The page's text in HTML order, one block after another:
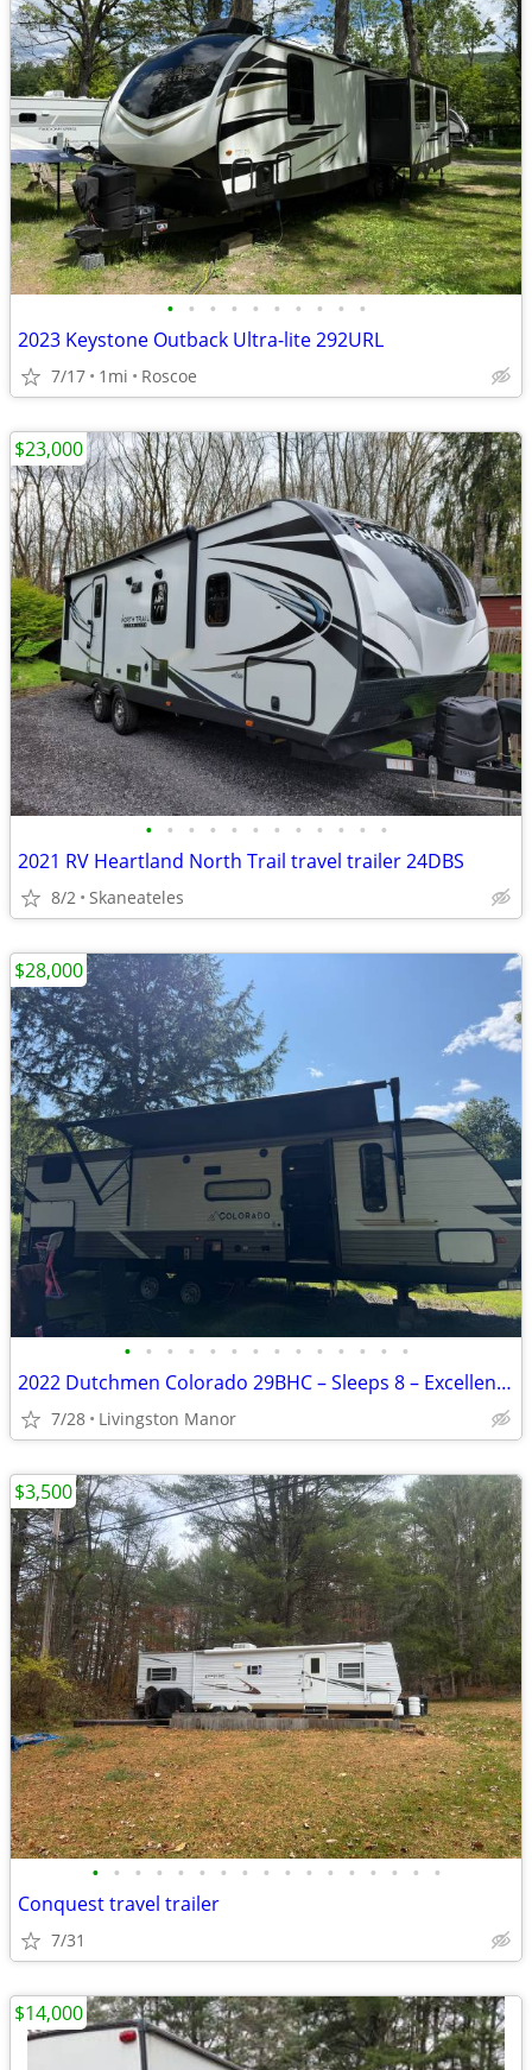
• • • • • • • • • •
2023 Keystone Outback Ultra-lite 292URL
7/17 1mi Roscoe
• • • • • • • • • • • •
2021 RV Heartland North Trail travel trailer 24DBS
8/2 Skaneateles
$23,000
• • • • • • • • • • • • • •
2022 Dutchmen Colorado 29BHC – Sleeps 8 – Excellent Condition
7/28 Livingston Manor
$28,000
• • • • • • • • • • • • • • • • •
Conquest travel trailer
7/31
$3,500
$14,000